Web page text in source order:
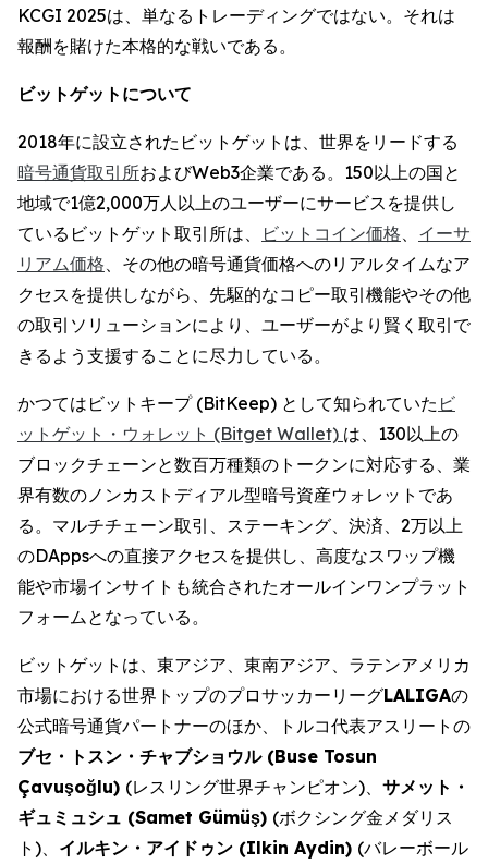
KCGI 2025は、単なるトレーディングではない。それは
報酬を賭けた本格的な戦いである。
ビットゲットについて
2018年に設立されたビットゲットは、世界をリードする
暗号通貨取引所およびWeb3企業である。150以上の国と
地域で1億2,000万人以上のユーザーにサービスを提供し
ているビットゲット取引所は、
ビットコイン価格、 イーサ
リアム価格、その他の暗号通貨価格へのリアルタイムなア
クセスを提供しながら、先駆的なコピー取引機能やその他
の取引ソリューションにより、ユーザーがより賢く取引で
きるよう支援することに尽力している。
かつてはビットキープ (BitKeep) として知られていた ビ
ットゲット・ウォレット (Bitget Wallet) は、130以上の
ブロックチェーンと数百万種類のトークンに対応する、業
界有数のノンカストディアル型暗号資産ウォレットであ
る。マルチチェーン取引、ステーキング、決済、2万以上
のDAppsへの直接アクセスを提供し、高度なスワップ機
能や市場インサイトも統合されたオールインワンプラット
フォームとなっている。
ビットゲットは、東アジア、東南アジア、ラテンアメリカ
市場における世界トップのプロサッカーリーグLALIGAの
公式暗号通貨パートナーのほか、トルコ代表アスリートの
ブセ・トスン・チャブショウル (Buse Tosun
Çavuşoğlu) (レスリング世界チャンピオン)、 サメット・
ギュミュシュ (Samet Gümüş) (ボクシング金メダリス
ト)、 イルキン・アイドゥン (Ilkin Aydin) (バレーボール